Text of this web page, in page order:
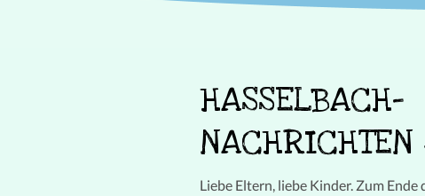
LETZTE
NEUIGKEITEN
HASSELBACH-
Liebe Eltern, liebe Kinder. Zum Ende